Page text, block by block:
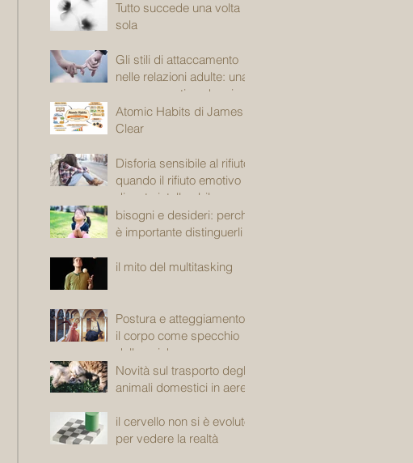
Tutto succede una volta
sola
Gli stili di attaccamento
nelle relazioni adulte: una
mappa emotiva che ci
accompagna
Atomic Habits di James
Clear
Disforia sensibile al rifiuto:
quando il rifiuto emotivo
diventa intollerabile
bisogni e desideri: perché
è importante distinguerli
il mito del multitasking
Postura e atteggiamento:
il corpo come specchio
della psiche
Novità sul trasporto degli
animali domestici in aereo
il cervello non si è evoluto
per vedere la realtà